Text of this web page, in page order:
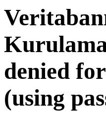
denied
(using